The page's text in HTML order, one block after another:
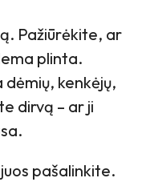
Pažiūrėkite, ar
plinta.
kenkėjų,
dirvą – ar ji
pašalinkite.